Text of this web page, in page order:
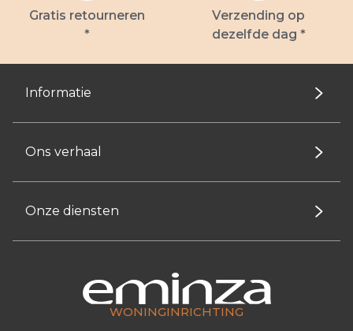
Gratis retourneren
*
Verzending op
dezelfde dag *
Informatie
Ons verhaal
Onze diensten
WONINGINRICHTING